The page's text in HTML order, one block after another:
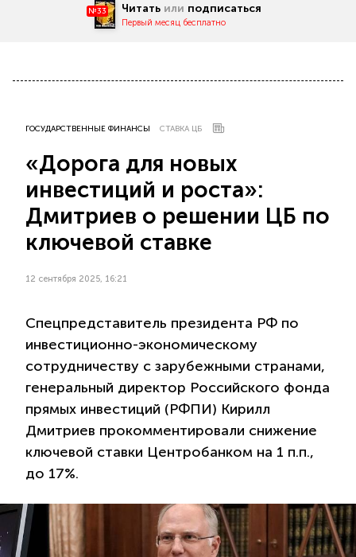
№33 Читать или подписаться
Первый месяц бесплатно
ГОСУДАРСТВЕННЫЕ ФИНАНСЫ СТАВКА ЦБ
«Дорога для новых
инвестиций и роста»:
Дмитриев о решении ЦБ по
ключевой ставке
12 сентября 2025, 16:21
Спецпредставитель президента РФ по
инвестиционно-экономическому
сотрудничеству с зарубежными странами,
генеральный директор Российского фонда
прямых инвестиций (РФПИ) Кирилл
Дмитриев прокомментировали снижение
ключевой ставки Центробанком на 1 п.п.,
до 17%.